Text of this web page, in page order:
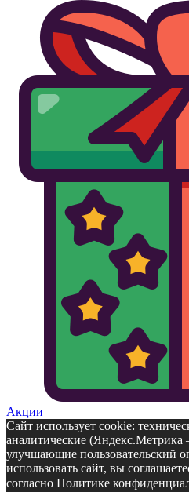
Акции
Сайт использует cookie:
аналитические
улучшающие пользовательский
использовать сайт, вы
согласно Политике